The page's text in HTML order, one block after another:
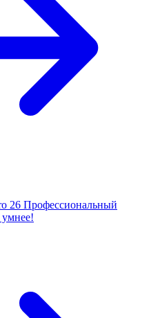
26 Профессиональный